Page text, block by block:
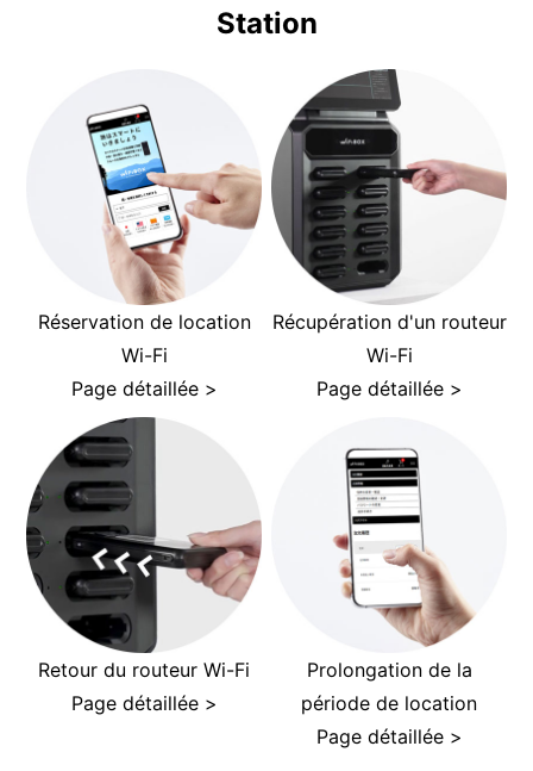
Station
Réservation de location
Wi-Fi
Page détaillée >
Récupération d'un routeur
Wi-Fi
Page détaillée >
Retour du routeur Wi-Fi
Page détaillée >
Prolongation de la
période de location
Page détaillée >